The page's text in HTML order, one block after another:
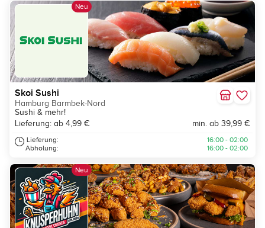
Neu
Skoi Sushi
Hamburg Barmbek-Nord
Sushi & mehr!
Lieferung: ab 4,99 €
min. ab 39,99 €
Lieferung:
Abholung:
16:00 - 02:00
16:00 - 02:00
Neu